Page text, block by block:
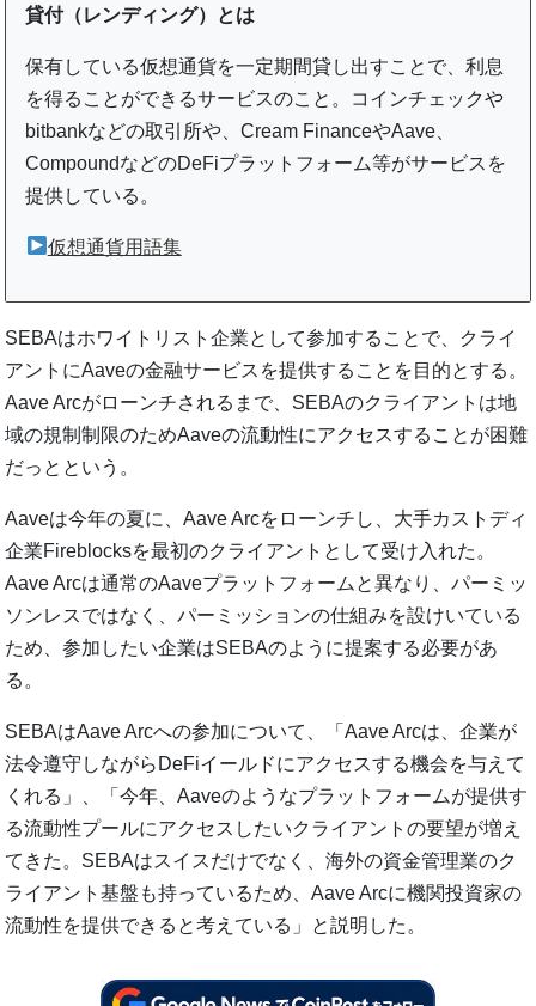
貸付（レンディング）とは
保有している仮想通貨を一定期間貸し出すことで、利息
を得ることができるサービスのこと。コインチェックや
bitbankなどの取引所や、Cream FinanceやAave、
CompoundなどのDeFiプラットフォーム等がサービスを
提供している。
仮想通貨用語集
SEBAはホワイトリスト企業として参加することで、クライ
アントにAaveの金融サービスを提供することを目的とする。
Aave Arcがローンチされるまで、SEBAのクライアントは地
域の規制制限のためAaveの流動性にアクセスすることが困難
だっとという。
Aaveは今年の夏に、Aave Arcをローンチし、大手カストディ
企業Fireblocksを最初のクライアントとして受け入れた。
Aave Arcは通常のAaveプラットフォームと異なり、パーミッ
ソンレスではなく、パーミッションの仕組みを設けいている
ため、参加したい企業はSEBAのように提案する必要があ
る。
SEBAはAave Arcへの参加について、「Aave Arcは、企業が
法令遵守しながらDeFiイールドにアクセスする機会を与えて
くれる」、「今年、Aaveのようなプラットフォームが提供す
る流動性プールにアクセスしたいクライアントの要望が増え
てきた。SEBAはスイスだけでなく、海外の資金管理業のク
ライアント基盤も持っているため、Aave Arcに機関投資家の
流動性を提供できると考えている」と説明した。